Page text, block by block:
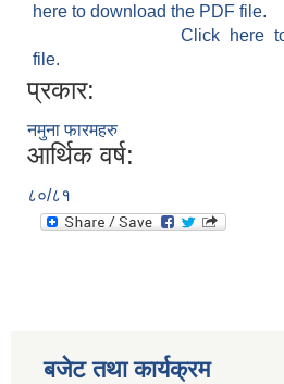
here to download the PDF file.
Click here
file.
प्रकार:
नमुना फारमहरु
आर्थिक वर्ष:
८०/८१
बजेट तथा कार्यक्रम